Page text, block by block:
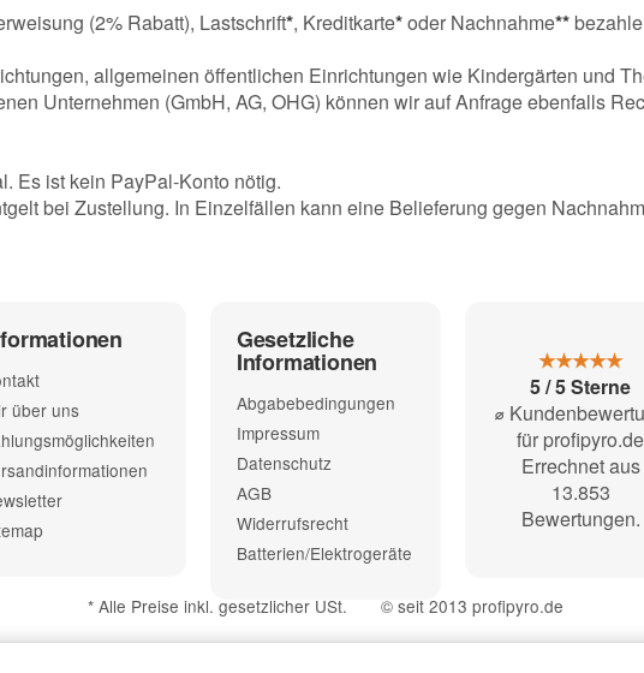
(2% Rabatt), Lastschrift*, Kreditkarte*oder Nachnahme**
allgemeinen öffentlichen Einrichtungen wie Kindergärten und
Unternehmen (GmbH, AG, OHG) können wir auf Anfrage ebenfalls
Es ist kein PayPal-Konto nötig.
bei Zustellung. In Einzelfällen kann eine Belieferung gegen
über uns
Gesetzliche
Informationen
Abgabebedingungen
Impressum
Datenschutz
AGB
Widerrufsrecht
Batterien/Elektrogeräte
★★★★★
5 / 5 Sterne
⌀
für profipyro.de
Errechnet aus
13.853
Bewertungen.
* Alle Preise inkl. gesetzlicher USt. © seit 2013 profipyro.de